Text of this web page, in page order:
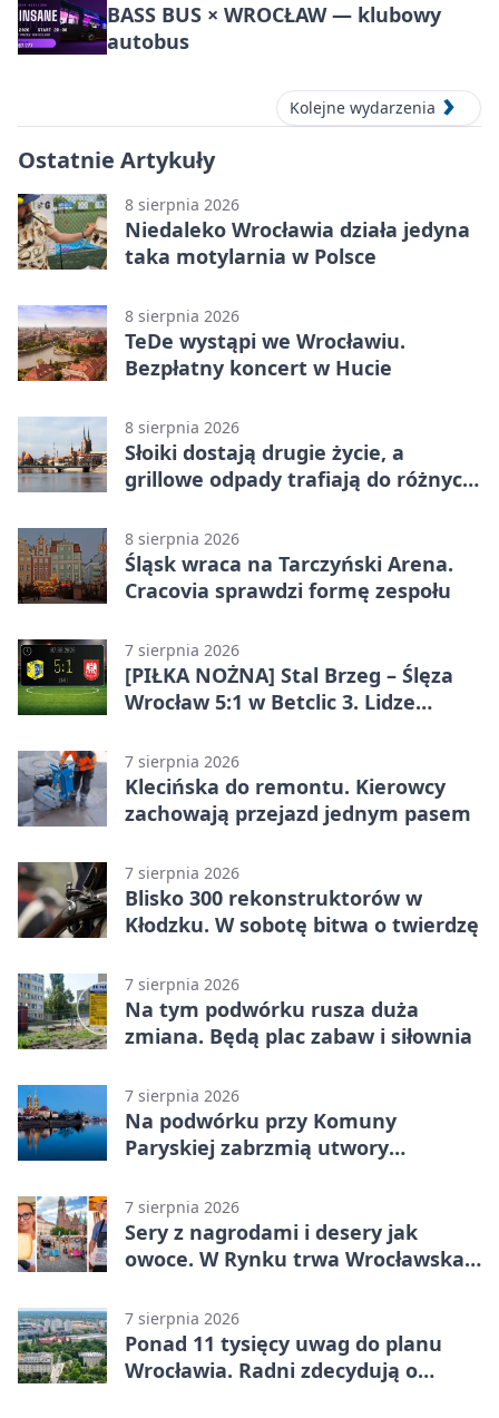
BASS BUS × WROCŁAW — klubowy
autobus
Kolejne wydarzenia
Ostatnie Artykuły
8 sierpnia 2026
Niedaleko Wrocławia działa jedyna
taka motylarnia w Polsce
8 sierpnia 2026
TeDe wystąpi we Wrocławiu.
Bezpłatny koncert w Hucie
8 sierpnia 2026
Słoiki dostają drugie życie, a
grillowe odpady trafiają do różnych
8 sierpnia 2026
Śląsk wraca na Tarczyński Arena.
Cracovia sprawdzi formę zespołu
7 sierpnia 2026
[PIŁKA NOŻNA] Stal Brzeg – Ślęza
Wrocław 5:1 w Betclic 3. Lidze
porażka wrocławian
7 sierpnia 2026
Klecińska do remontu. Kierowcy
zachowają przejazd jednym pasem
7 sierpnia 2026
Blisko 300 rekonstruktorów w
Kłodzku. W sobotę bitwa o twierdzę
7 sierpnia 2026
Na tym podwórku rusza duża
zmiana. Będą plac zabaw i siłownia
7 sierpnia 2026
Na podwórku przy Komuny
Paryskiej zabrzmią utwory
7 sierpnia 2026
Sery z nagrodami i desery jak
owoce. W Rynku trwa Wrocławska
7 sierpnia 2026
Ponad 11 tysięcy uwag do planu
Wrocławia. Radni zdecydują o